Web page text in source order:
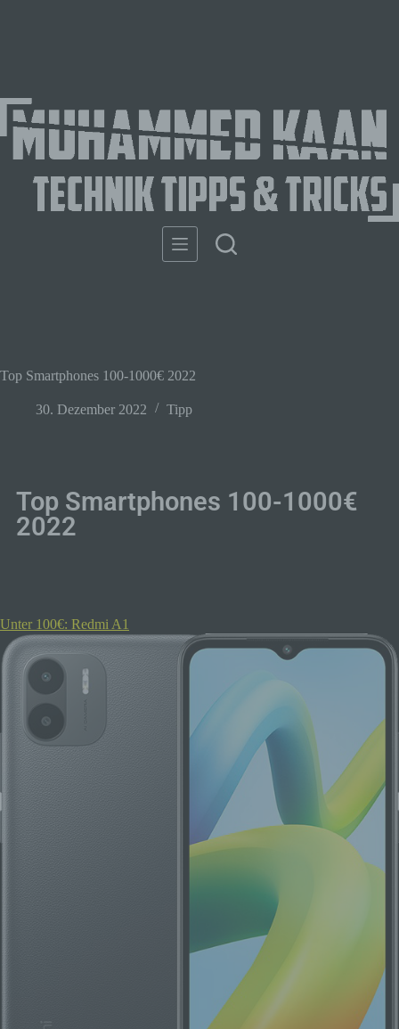
Top Smartphones 100-1000€ 2022
30. Dezember 2022 Tipp
Top Smartphones 100-1000€
2022
Unter 100€: Redmi A1